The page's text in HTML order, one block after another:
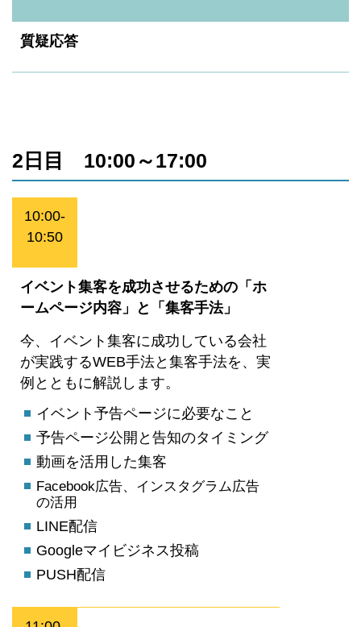
質疑応答
2日目 10:00～17:00
10:00-
10:50
イベント集客を成功させるための「ホ
ームページ内容」と「集客手法」
今、イベント集客に成功している会社
が実践するWEB手法と集客手法を、実
例とともに解説します。
イベント予告ページに必要なこと
予告ページ公開と告知のタイミング
動画を活用した集客
Facebook広告、インスタグラム広告
の活用
LINE配信
Googleマイビジネス投稿
PUSH配信